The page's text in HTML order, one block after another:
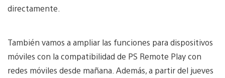
directamente.
También vamos a ampliar las funciones para dispositivos
móviles con la compatibilidad de PS Remote Play con
redes móviles desde mañana. Además, a partir del jueves